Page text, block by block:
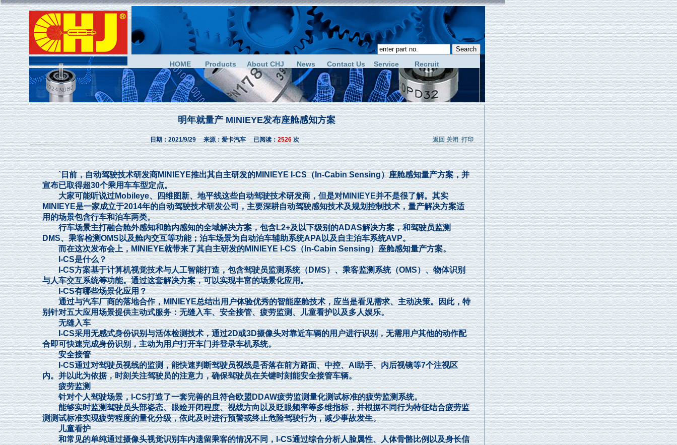
HOME Products About CHJ News Contact Us Service Recruit
明年就量产 MINIEYE发布座舱感知方案
日期：2021/9/29 来源：爱卡汽车 已阅读：2526次 返回 关闭 打印
`日前，自动驾驶技术研发商MINIEYE推出其自主研发的MINIEYE I-CS（In-Cabin Sensing）座舱感知量产方案，并
宣布已取得超30个乘用车车型定点。
大家可能听说过Mobileye、四维图新、地平线这些自动驾驶技术研发商，但是对MINIEYE并不是很了解。其实
MINIEYE是一家成立于2014年的自动驾驶技术研发公司，主要深耕自动驾驶感知技术及规划控制技术，量产解决方案适
用的场景包含行车和泊车两类。
行车场景主打融合舱外感知和舱内感知的全域解决方案，包含L2+及以下级别的ADAS解决方案，和驾驶员监测
DMS、乘客检测OMS以及舱内交互等功能；泊车场景为自动泊车辅助系统APA以及自主泊车系统AVP。
而在这次发布会上，MINIEYE就带来了其自主研发的MINIEYE I-CS（In-Cabin Sensing）座舱感知量产方案。
I-CS是什么？
I-CS方案基于计算机视觉技术与人工智能打造，包含驾驶员监测系统（DMS）、乘客监测系统（OMS）、物体识别
与人车交互系统等功能。通过这套解决方案，可以实现丰富的场景化应用。
I-CS有哪些场景化应用？
通过与汽车厂商的落地合作，MINIEYE总结出用户体验优秀的智能座舱技术，应当是看见需求、主动决策。因此，特
别针对五大应用场景提供主动式服务：无缝入车、安全接管、疲劳监测、儿童看护以及多人娱乐。
无缝入车
I-CS采用无感式身份识别与活体检测技术，通过2D或3D摄像头对靠近车辆的用户进行识别，无需用户其他的动作配
合即可快速完成身份识别，主动为用户打开车门并登录车机系统。
安全接管
I-CS通过对驾驶员视线的监测，能快速判断驾驶员视线是否落在前方路面、中控、AI助手、内后视镜等7个注视区
内。并以此为依据，时刻关注驾驶员的注意力，确保驾驶员在关键时刻能安全接管车辆。
疲劳监测
针对个人驾驶场景，I-CS打造了一套完善的且符合欧盟DDAW疲劳监测量化测试标准的疲劳监测系统。
能够实时监测驾驶员头部姿态、眼睑开闭程度、视线方向以及眨眼频率等多维指标，并根据不同行为特征结合疲劳监
测测试标准实现疲劳程度的量化分级，依此及时进行预警或终止危险驾驶行为，减少事故发生。
儿童看护
和常见的单纯通过摄像头视觉识别车内遗留乘客的情况不同，I-CS通过综合分析人脸属性、人体骨骼比例以及身长信